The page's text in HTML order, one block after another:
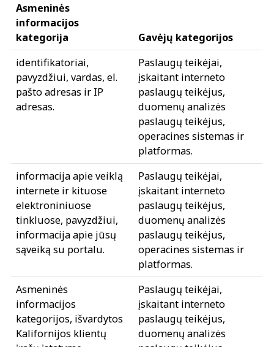
Asmeninės
informacijos
kategorija
Gavėjų kategorijos
identifikatoriai,
pavyzdžiui, vardas, el.
pašto adresas ir IP
adresas.
Paslaugų teikėjai,
įskaitant interneto
paslaugų teikėjus,
duomenų analizės
paslaugų teikėjus,
operacines sistemas ir
platformas.
informacija apie veiklą
internete ir kituose
elektroniniuose
tinkluose, pavyzdžiui,
informacija apie jūsų
sąveiką su portalu.
Paslaugų teikėjai,
įskaitant interneto
paslaugų teikėjus,
duomenų analizės
paslaugų teikėjus,
operacines sistemas ir
platformas.
Asmeninės
informacijos
kategorijos, išvardytos
Kalifornijos klientų
Paslaugų teikėjai,
įskaitant interneto
paslaugų teikėjus,
duomenų analizės